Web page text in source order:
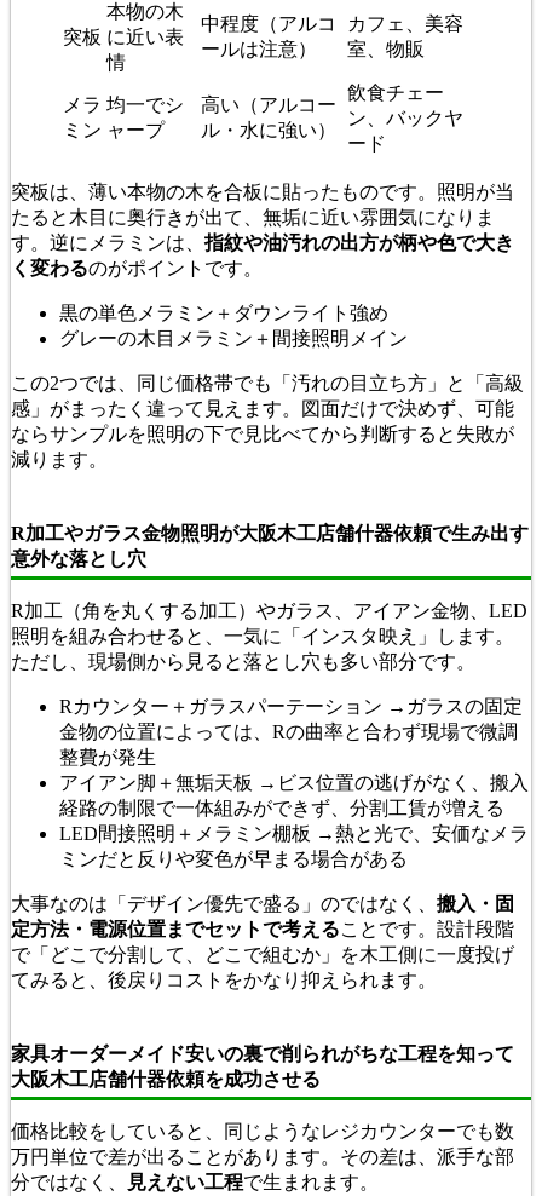
突板
本物の木
に近い表
情
中程度（アルコ
ールは注意）
カフェ、美容
室、物販
メラ
ミン
均一でシ
ャープ
高い（アルコー
ル・水に強い）
飲食チェー
ン、バックヤ
ード
突板は、薄い本物の木を合板に貼ったものです。照明が当
たると木目に奥行きが出て、無垢に近い雰囲気になりま
す。逆にメラミンは、指紋や油汚れの出方が柄や色で大き
く変わるのがポイントです。
黒の単色メラミン＋ダウンライト強め
グレーの木目メラミン＋間接照明メイン
この2つでは、同じ価格帯でも「汚れの目立ち方」と「高級
感」がまったく違って見えます。図面だけで決めず、可能
ならサンプルを照明の下で見比べてから判断すると失敗が
減ります。
R加工やガラス金物照明が大阪木工店舗什器依頼で生み出す
意外な落とし穴
R加工（角を丸くする加工）やガラス、アイアン金物、LED
照明を組み合わせると、一気に「インスタ映え」します。
ただし、現場側から見ると落とし穴も多い部分です。
Rカウンター＋ガラスパーテーション →ガラスの固定
金物の位置によっては、Rの曲率と合わず現場で微調
整費が発生
アイアン脚＋無垢天板 →ビス位置の逃げがなく、搬入
経路の制限で一体組みができず、分割工賃が増える
LED間接照明＋メラミン棚板 →熱と光で、安価なメラ
ミンだと反りや変色が早まる場合がある
大事なのは「デザイン優先で盛る」のではなく、 搬入・固
定方法・電源位置までセットで考えることです。設計段階
で「どこで分割して、どこで組むか」を木工側に一度投げ
てみると、後戻りコストをかなり抑えられます。
家具オーダーメイド安いの裏で削られがちな工程を知って
大阪木工店舗什器依頼を成功させる
価格比較をしていると、同じようなレジカウンターでも数
万円単位で差が出ることがあります。その差は、派手な部
分ではなく、
見えない工程で生まれます。